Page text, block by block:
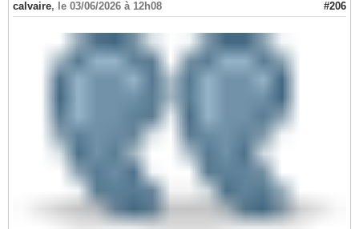
calvaire, le 03/06/2026 à 12h08 #206